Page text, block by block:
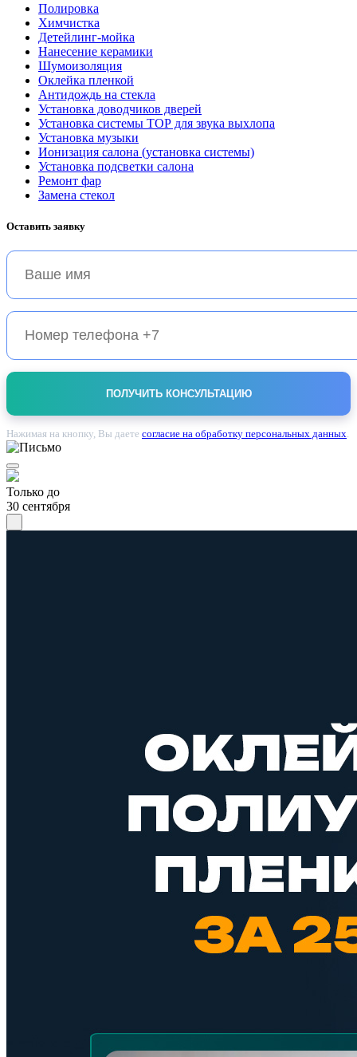
Полировка
Химчистка
Детейлинг-мойка
Нанесение керамики
Шумоизоляция
Оклейка пленкой
Антидождь на стекла
Установка доводчиков дверей
Установка системы ТОР для звука выхлопа
Установка музыки
Ионизация салона (установка системы)
Установка подсветки салона
Ремонт фар
Замена стекол
Оставить заявку
Нажимая на кнопку, Вы даете согласие на обработку персональных данных.
Только до
30 сентября